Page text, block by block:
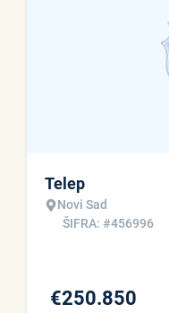
Telep
Novi Sad
ŠIFRA: #456996
€250.850